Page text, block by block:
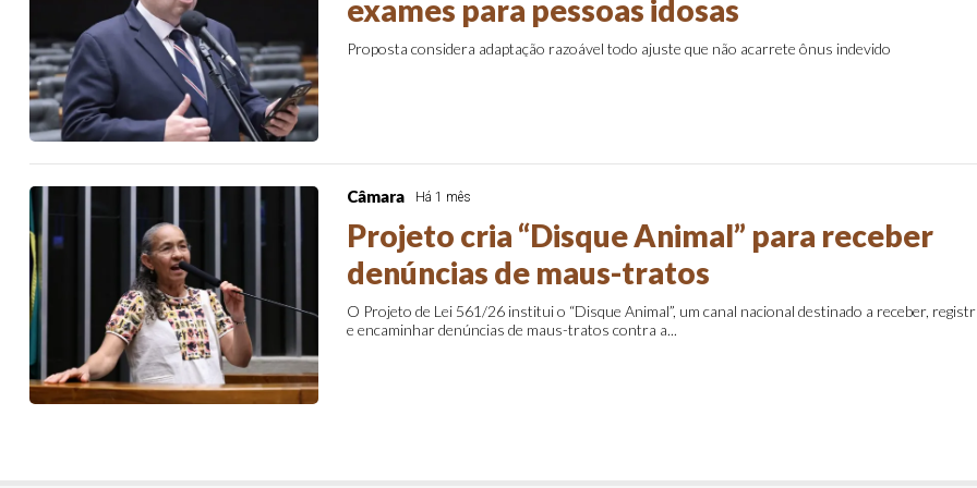
exames para pessoas idosas
Proposta considera adaptação razoável todo ajuste que não acarrete ônus indevido
Câmara Há 1 mês
Projeto cria “Disque Animal” para receber
denúncias de maus-tratos
O Projeto de Lei 561/26 institui o “Disque Animal”, um canal nacional destinado a receber,
e encaminhar denúncias de maus-tratos contra a...